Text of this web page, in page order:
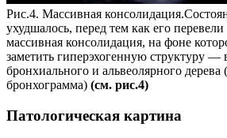
Рис.4. Массивная
ухудшалось, перед тем как его
массивная консолидация, на фоне
заметить гиперэхогенную структуру —
бронхиального и альвеолярного дерева
бронхограмма) (см. рис.4)
Патологическая картина